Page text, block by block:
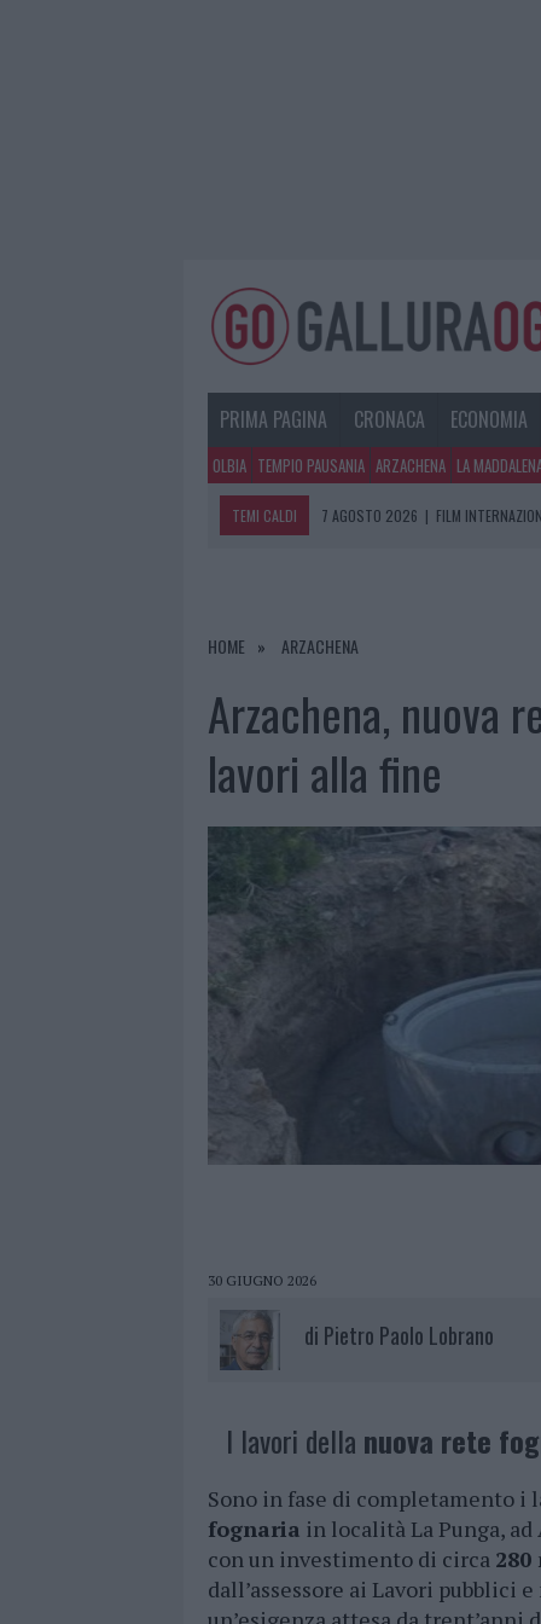
PRIMA PAGINA CRONACA ECONOMIA
OLBIA TEMPIO PAUSANIA ARZACHENA LA
TEMI CALDI 7 AGOSTO 2026 | FILM
HOME ARZACHENA
Arzachena, nuova
lavori alla fine
30 GIUGNO 2026
di Pietro Paolo Lobrano
I lavori della nuova rete
Sono in fase di completamento i
fognaria in località La Punga, ad
con un investimento di circa
dall’assessore ai Lavori pubblici